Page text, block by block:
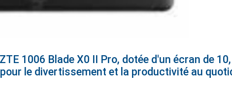
1006 Blade X0 II Pro, dotée d'un écran de
le divertissement et la productivité au